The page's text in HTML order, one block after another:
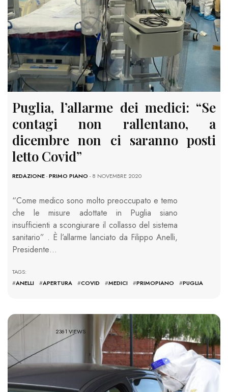
Puglia, l’allarme dei medici: “Se
contagi non rallentano, a
dicembre non ci saranno posti
letto Covid”
REDAZIONE-PRIMO PIANO - 8 NOVEMBRE 2020
“Come medico sono molto preoccupato e temo
che le misure adottate in Puglia siano
insufficienti a scongiurare il collasso del sistema
sanitario” . È l’allarme lanciato da Filippo Anelli,
Presidente…
TAGS:
#ANELLI #APERTURA #COVID #MEDICI #PRIMOPIANO #PUGLIA
2361 VIEWS